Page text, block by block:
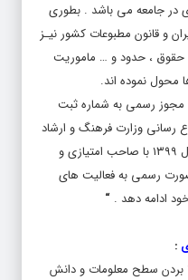
و قانون مطبوعات کشور نیـز
حقوق ، حدود و … ماموریت
محول نموده اند.
مجوز رسمی به شماره ثبت
رسانی وزارت فرهنگ و ارشاد
اسلامی توفیق یافت از ۲۰ مرداد ماه سال ۱۳۹۹ با صاحب امتیازی و
رسمی به فعالیت های
ادامه دهد .“
سطح معلومات و دانش
سیاسی و سایر